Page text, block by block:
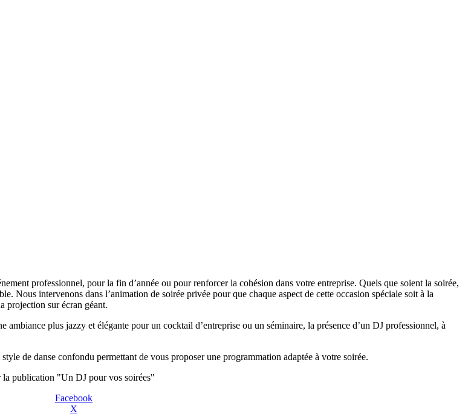
professionnel, pour la fin d’année ou pour renforcer la cohésion dans votre entreprise. Quels que soient la soirée,
Nous intervenons dans l’animation de soirée privée pour que chaque aspect de cette occasion spéciale soit à la
projection sur écran géant.
plus jazzy et élégante pour un cocktail d’entreprise ou un séminaire, la présence d’un DJ professionnel, à
de danse confondu permettant de vous proposer une programmation adaptée à votre soirée.
la publication "Un DJ pour vos soirées"
Facebook
X